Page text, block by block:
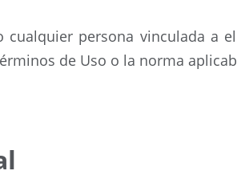
persona vinculada a
de Uso o la norma